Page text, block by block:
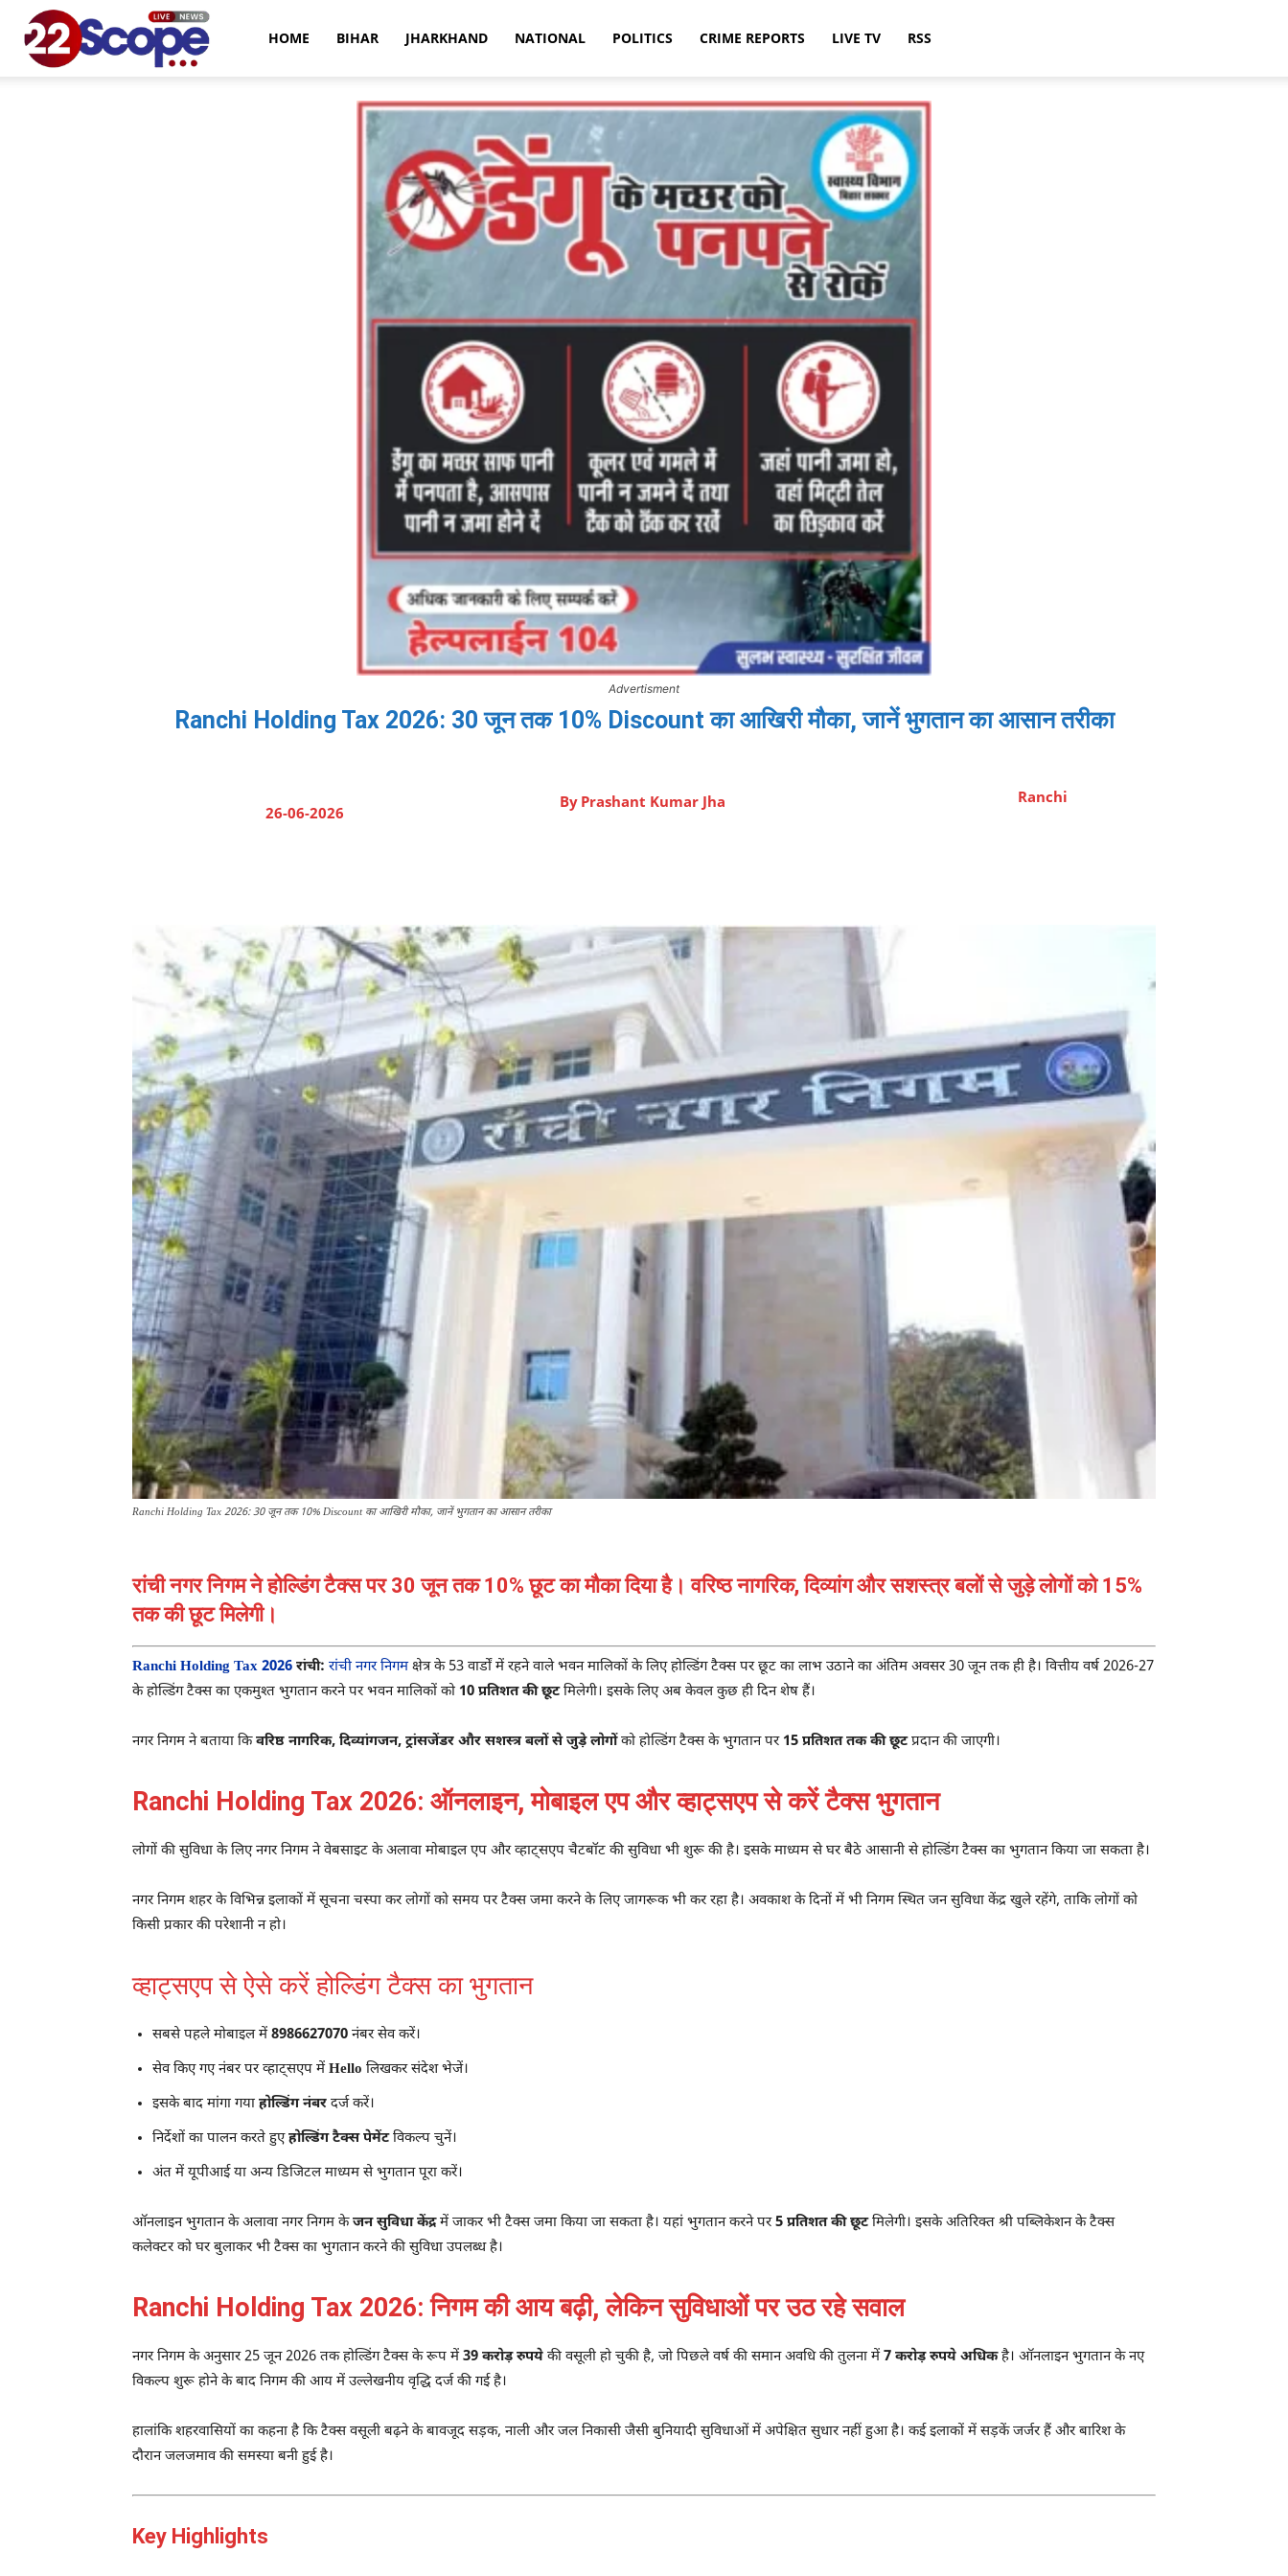
HOME BIHAR JHARKHAND NATIONAL POLITICS CRIME REPORTS LIVE TV RSS
Advertisment
Ranchi Holding Tax 2026: 30 जून तक 10% Discount का आखिरी मौका, जानें भुगतान का आसान तरीका
26-06-2026
By Prashant Kumar Jha Ranchi
Ranchi Holding Tax 2026: 30 जून तक 10% Discount का आखिरी मौका, जानें भुगतान का आसान तरीका
रांची नगर निगम ने होल्डिंग टैक्स पर 30 जून तक 10% छूट का मौका दिया है। वरिष्ठ नागरिक, दिव्यांग और सशस्त्र बलों से जुड़े लोगों को 15%
तक की छूट मिलेगी।
Ranchi Holding Tax 2026 रांची: रांची नगर निगमक्षेत्र के 53 वार्डों में रहने वाले भवन मालिकों के लिए होल्डिंग टैक्स पर छूट का लाभ उठाने का अंतिम अवसर 30 जून तक ही है। वित्तीय वर्ष 2026-27
के होल्डिंग टैक्स का एकमुश्त भुगतान करने पर भवन मालिकों को 10 प्रतिशत की छूटमिलेगी। इसके लिए अब केवल कुछ ही दिन शेष हैं।
नगर निगम ने बताया किवरिष्ठ नागरिक, दिव्यांगजन, ट्रांसजेंडर और सशस्त्र बलों से जुड़े लोगोंको होल्डिंग टैक्स के भुगतान पर15 प्रतिशत तक की छूटप्रदान की जाएगी।
Ranchi Holding Tax 2026: ऑनलाइन, मोबाइल एप और व्हाट्सएप से करें टैक्स भुगतान
लोगों की सुविधा के लिए नगर निगम ने वेबसाइट के अलावा मोबाइल एप और व्हाट्सएप चैटबॉट की सुविधा भी शुरू की है। इसके माध्यम से घर बैठे आसानी से होल्डिंग टैक्स का भुगतान किया जा सकता है।
नगर निगम शहर के विभिन्न इलाकों में सूचना चस्पा कर लोगों को समय पर टैक्स जमा करने के लिए जागरूक भी कर रहा है। अवकाश के दिनों में भी निगम स्थित जन सुविधा केंद्र खुले रहेंगे, ताकि लोगों को
किसी प्रकार की परेशानी न हो।
व्हाट्सएप से ऐसे करें होल्डिंग टैक्स का भुगतान
सबसे पहले मोबाइल में8986627070 नंबर सेव करें।
सेव किए गए नंबर पर व्हाट्सएप मेंHello लिखकर संदेश भेजें।
इसके बाद मांगा गया होल्डिंग नंबर दर्ज करें।
निर्देशों का पालन करते हुएहोल्डिंग टैक्स पेमेंटविकल्प चुनें।
अंत में यूपीआई या अन्य डिजिटल माध्यम से भुगतान पूरा करें।
ऑनलाइन भुगतान के अलावा नगर निगम केजन सुविधा केंद्रमें जाकर भी टैक्स जमा किया जा सकता है। यहां भुगतान करने पर5 प्रतिशत की छूटमिलेगी। इसके अतिरिक्त श्री पब्लिकेशन के टैक्स
कलेक्टर को घर बुलाकर भी टैक्स का भुगतान करने की सुविधा उपलब्ध है।
Ranchi Holding Tax 2026: निगम की आय बढ़ी, लेकिन सुविधाओं पर उठ रहे सवाल
नगर निगम के अनुसार 25 जून 2026 तक होल्डिंग टैक्स के रूप में39 करोड़ रुपये की वसूली हो चुकी है, जो पिछले वर्ष की समान अवधि की तुलना में7 करोड़ रुपये अधिकहै। ऑनलाइन भुगतान के नए
विकल्प शुरू होने के बाद निगम की आय में उल्लेखनीय वृद्धि दर्ज की गई है।
हालांकि शहरवासियों का कहना है कि टैक्स वसूली बढ़ने के बावजूद सड़क, नाली और जल निकासी जैसी बुनियादी सुविधाओं में अपेक्षित सुधार नहीं हुआ है। कई इलाकों में सड़कें जर्जर हैं और बारिश के
दौरान जलजमाव की समस्या बनी हुई है।
Key Highlights